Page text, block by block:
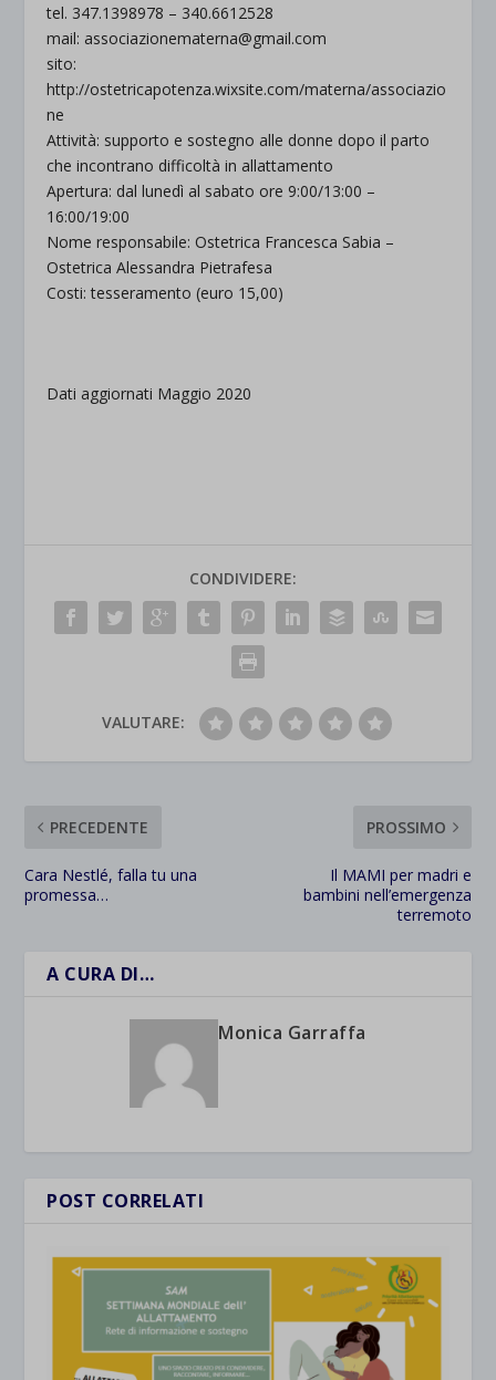
tel. 347.1398978 – 340.6612528
mail: associazionematerna@gmail.com
sito:
http://ostetricapotenza.wixsite.com/materna/associazio
ne
Attività: supporto e sostegno alle donne dopo il parto
che incontrano difficoltà in allattamento
Apertura: dal lunedì al sabato ore 9:00/13:00 –
16:00/19:00
Nome responsabile: Ostetrica Francesca Sabia –
Ostetrica Alessandra Pietrafesa
Costi: tesseramento (euro 15,00)
Dati aggiornati Maggio 2020
CONDIVIDERE:
VALUTARE:
PRECEDENTE
Cara Nestlé, falla tu una
promessa…
PROSSIMO
Il MAMI per madri e
bambini nell’emergenza
terremoto
A CURA DI…
Monica Garraffa
POST CORRELATI